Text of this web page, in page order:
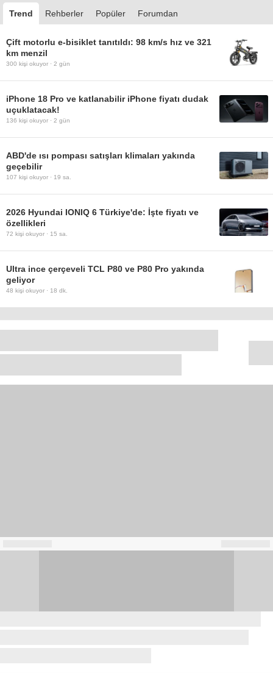
Trend Rehberler Popüler Forumdan
Çift motorlu e-bisiklet tanıtıldı: 98 km/s hız ve 321
km menzil
300 kişi okuyor · 2 gün
iPhone 18 Pro ve katlanabilir iPhone fiyatı dudak
uçuklatacak!
136 kişi okuyor · 2 gün
ABD'de ısı pompası satışları klimaları yakında
geçebilir
107 kişi okuyor · 19 sa.
2026 Hyundai IONIQ 6 Türkiye'de: İşte fiyatı ve
özellikleri
72 kişi okuyor · 15 sa.
Ultra ince çerçeveli TCL P80 ve P80 Pro yakında
geliyor
48 kişi okuyor · 18 dk.